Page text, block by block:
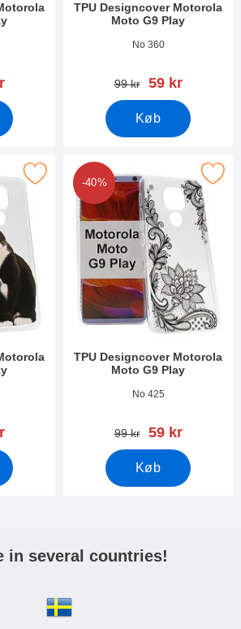
TPU Designcover Motorola
Moto G9 Play
Varenr 37782No 360
pris
99 kr pris
59 kr
Køb
Moto G9 Play som favorit
-40%
TPU Designcover Motorola
Moto G9 Play
Varenr 37764No 425
pris
99 kr pris
59 kr
Køb
Marker tPU Designcover Motorola
in several countries!